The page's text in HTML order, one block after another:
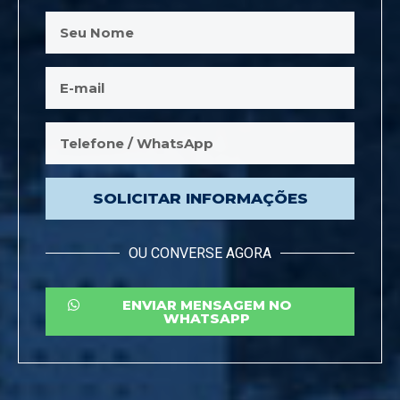
SOLICITAR INFORMAÇÕES
OU CONVERSE AGORA
ENVIAR MENSAGEM NO
WHATSAPP